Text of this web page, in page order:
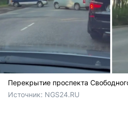
Перекрытие проспекта
Источник: NGS24.RU